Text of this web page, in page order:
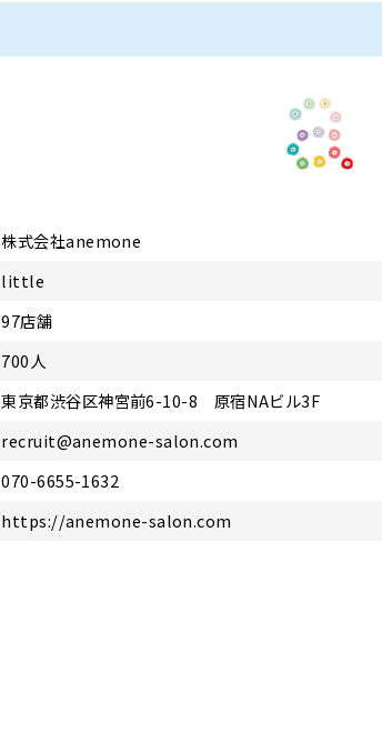
株式会社anemone
little
97店舗
700人
東京都渋谷区神宮前6-10-8 原宿NAビル3F
recruit@anemone-salon.com
070-6655-1632
https://anemone-salon.com